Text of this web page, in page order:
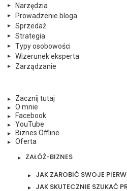
Narzędzia
Prowadzenie bloga
Sprzedaż
Strategia
Typy osobowości
Wizerunek eksperta
Zarządzanie
Zacznij tutaj
O mnie
Facebook
YouTube
Biznes Offline
Oferta
ZAŁÓŻ-BIZNES
JAK ZAROBIĆ SWOJE
JAK SKUTECZNIE SZUKAĆ